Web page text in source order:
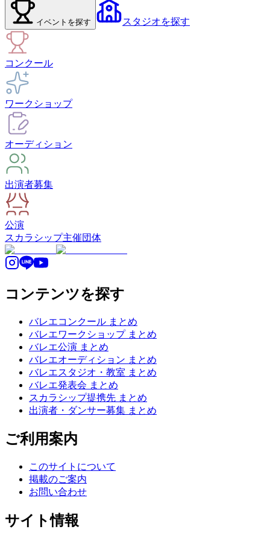
イベント を探す スタジオを探す
コンクール
ワークショップ
オーディション
出演者募集
公演
スカラシップ主催団体
コンテンツを探す
バレエコンクール まとめ
バレエワークショップ まとめ
バレエ公演 まとめ
バレエオーディション まとめ
バレエスタジオ・教室 まとめ
バレエ発表会 まとめ
スカラシップ提携先 まとめ
出演者・ダンサー募集 まとめ
ご利用案内
このサイトについて
掲載のご案内
お問い合わせ
サイト情報